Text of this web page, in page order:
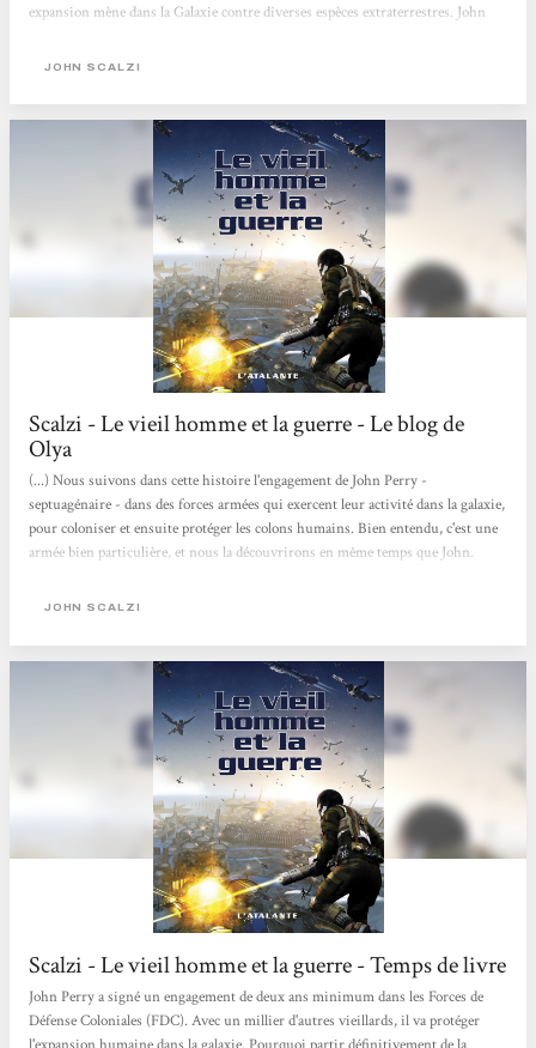
expansion mène dans la Galaxie contre diverses espèces extraterrestres. John
deux ans de service dans les Forces de défense coloniale, l'armée promet de lui
JOHN SCALZI
Scalzi - Le vieil homme et la guerre - Le blog de
Olya
(...) Nous suivons dans cette histoire l'engagement de John Perry -
septuagénaire - dans des forces armées qui exercent leur activité dans la galaxie,
pour coloniser et ensuite protéger les colons humains. Bien entendu, c'est une
armée bien particulière, et nous la découvrirons en même temps que John.
sympathique. Ce personnage est intelligent, très humain, il a un sens de
lui demande sans réfléchir un...
JOHN SCALZI
Scalzi - Le vieil homme et la guerre - Temps de livre
John Perry a signé un engagement de deux ans minimum dans les Forces de
Défense Coloniales (FDC). Avec un millier d'autres vieillards, il va protéger